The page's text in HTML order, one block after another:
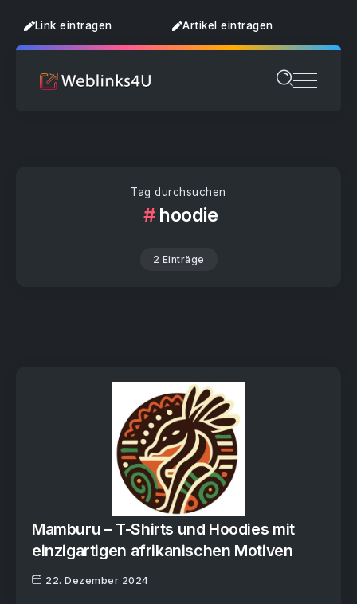
Link eintragen Artikel eintragen
Tag durchsuchen
hoodie
2 Einträge
Mamburu – T-Shirts und Hoodies mit
einzigartigen afrikanischen Motiven
22. Dezember 2024